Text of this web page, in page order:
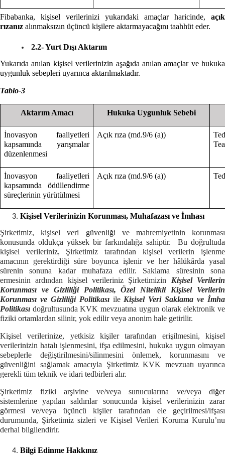
Fibabanka, kişisel verilerinizi yukarıdaki amaçlar haricinde, açık
rızanız alınmaksızın üçüncü kişilere aktarmayacağını taahhüt eder.
2.2- Yurt Dışı Aktarım
Yukarıda anılan kişisel verilerinizin aşağıda anılan amaçlar ve hukuka
uygunluk sebepleri uyarınca aktarılmaktadır.
Tablo-3
Aktarım Amacı Hukuka Uygunluk Sebebi
İnovasyon faaliyetleri
kapsamında yarışmalar
düzenlenmesi
Açık rıza (md.9/6 (a))
İnovasyon faaliyetleri
kapsamında ödüllendirme
süreçlerinin yürütülmesi
Açık rıza (md.9/6 (a))
Kişisel Verilerinizin Korunması, Muhafazası ve İmhası
Şirketimiz, kişisel veri güvenliği ve mahremiyetinin korunması
konusunda oldukça yüksek bir farkındalığa sahiptir. Bu doğrultuda
kişisel verileriniz, Şirketimiz tarafından kişisel verilerin işlenme
amacının gerektirdiği süre boyunca işlenir ve her hâlükârda yasal
sürenin sonuna kadar muhafaza edilir. Saklama süresinin sona
ermesinin ardından kişisel verileriniz Şirketimizin Kişisel Verilerin
Korunması ve Gizliliği Politikası, Özel Nitelikli Kişisel Verilerin
Korunması ve Gizliliği Politikası ile Kişisel Veri Saklama ve İmha
Politikası doğrultusunda KVK mevzuatına uygun olarak elektronik ve
fiziki ortamlardan silinir, yok edilir veya anonim hale getirilir.
Kişisel verilerinize, yetkisiz kişiler tarafından erişilmesini, kişisel
verilerinizin hatalı işlenmesini, ifşa edilmesini, hukuka uygun olmayan
sebeplerle değiştirilmesini/silinmesini önlemek, korunmasını ve
güvenliğini sağlamak amacıyla Şirketimiz KVK mevzuatı uyarınca
gerekli tüm teknik ve idari tedbirleri alır.
Şirketimiz fiziki arşivine ve/veya sunucularına ve/veya diğer
sistemlerine yapılan saldırılar sonucunda kişisel verilerinizin zarar
görmesi ve/veya üçüncü kişiler tarafından ele geçirilmesi/ifşası
durumunda, Şirketimiz sizleri ve Kişisel Verileri Koruma Kurulu’nu
derhal bilgilendirir.
Bilgi Edinme Hakkınız